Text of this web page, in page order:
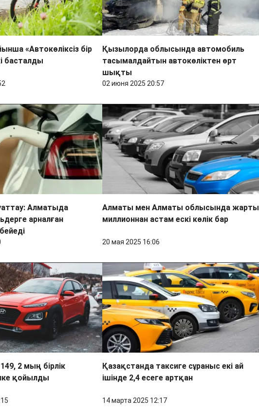
«Автокөліксіз бір
басталды
Қызылорда облысында автомобиль
тасымалдайтын автокөліктен өрт
шықты
02 июня 2025 20:57
Алматыда
арналған
Алматы мен Алматы облысында жарты
миллионнан астам ескі көлік бар
20 мая 2025 16:06
2 мың бірлік
қойылды
Қазақстанда таксиге сұраныс екі ай
ішінде 2,4 есеге артқан
14 марта 2025 12:17